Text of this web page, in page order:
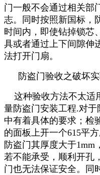
门一般不会通过相关部
志。同时按照新国标，
时间内，即使钻掉锁芯
具或者通过上下间隙伸
法打开门扇。
防盗门验收之破坏实
这种验收方法不太适
量防盗门安装工程.对
中有着具体的要求；检
的面板上开一个615平
防盗门其厚度大于1mm
若不能承受，顺利开孔
门也无法保证安全。同